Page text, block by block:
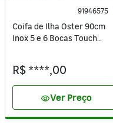
91946575
Coifa de Ilha Oster 90cm
Inox 5 e 6 Bocas Touch
R$ ****,00
visibilityVer Preço